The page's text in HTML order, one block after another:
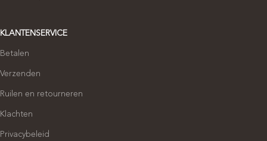
KLANTENSERVICE
Betalen
Verzenden
Ruilen en retourneren
Klachten
Privacybeleid